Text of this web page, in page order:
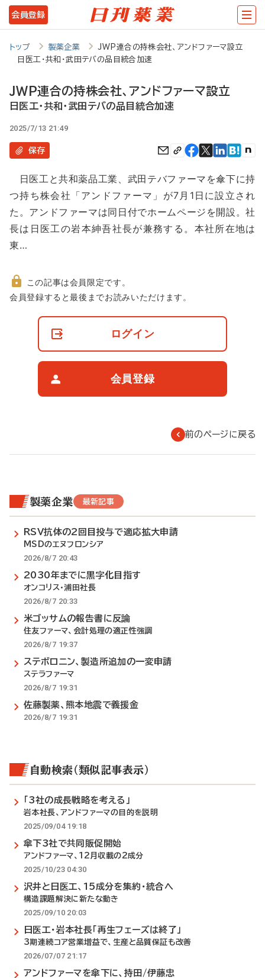
メ
イ
ツ
に
動
会員登録
トップ 製薬企業
JWP連合の持株会社、アンドファーマ設立
日医工・共和・武田テバの品目統合加速
JWP連合の持株会社、アンドファーマ設立
日医工・共和・武田テバの品目統合加速
2025/7/13 21:49
保存
日医工と共和薬品工業、武田テバファーマを傘下に持
つ持ち株会社「アンドファーマ」が7月1日に設立され
た。アンドファーマは同日付でホームページを開設。社
長は日医工の岩本紳吾社長が兼務する。本社所在地は
東…
非
この記事は会員限定です。
会員登録すると最後までお読みいただけます。
ログイン
会員登録
前のページに戻る
製薬企業 最新記事
RSV抗体の2回目投与で適応拡大申請
MSDのエヌフロンシア
2026/8/7 20:43
2030年までに黒字化目指す
オンコリス・浦田社長
2026/8/7 20:33
米ゴッサムの報告書に反論
住友ファーマ、会計処理の適正性強調
2026/8/7 19:37
ステボロニン、製造所追加の一変申請
ステラファーマ
2026/8/7 19:31
佐藤製薬、熊本地震で義援金
2026/8/7 19:31
自動検索（類似記事表示）
「3社の成長戦略を考える」
岩本社長、アンドファーマの目的を説明
2025/09/04 19:18
傘下3社で共同販促開始
アンドファーマ、12月収載の2成分
2025/10/23 04:30
沢井と日医工、15成分を集約・統合へ
構造課題解決に新たな動き
2025/09/10 20:03
日医工・岩本社長「再生フェーズは終了」
3期連続コア営業増益で、生産と品質保証も改善
2026/07/07 21:17
アンドファーマを傘下に、持田/伊藤忠